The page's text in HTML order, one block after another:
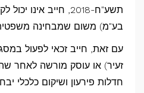
תשע"ח-2018, חייב
בע"מ) משום שמבחינה
עם זאת, חייב זכאי לפעול
זעיר) או עוסק מורשה לאחר
חדלות פירעון ושיקום כלכלי